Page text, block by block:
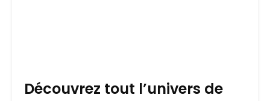
Découvrez tout l’univers de